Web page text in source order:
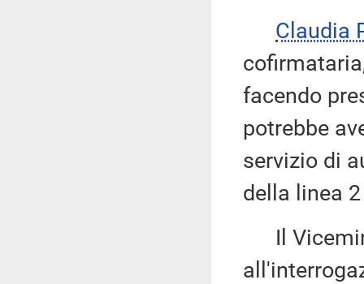
Claudia
facendo
potrebbe
servizio di
della linea
Il